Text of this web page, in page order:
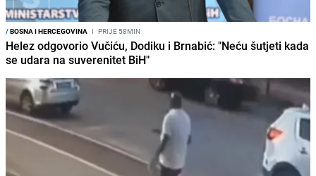
/BOSNA I HERCEGOVINA I PRIJE 58MIN
Helez odgovorio Vučiću, Dodiku i Brnabić: "Neću šutjeti kada
se udara na suverenitet BiH"